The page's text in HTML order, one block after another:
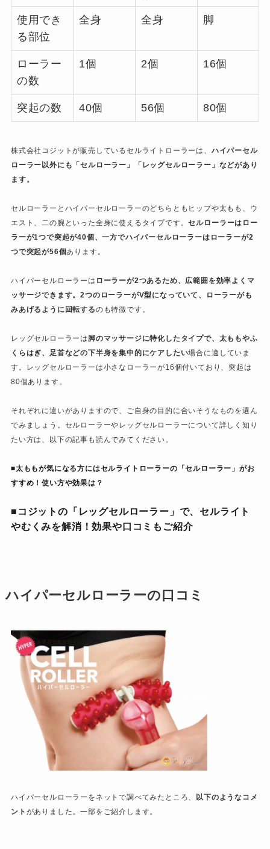
使用でき
る部位
全身 全身 脚
ローラー
の数
1個 2個 16個
突起の数 40個 56個 80個
株式会社コジットが販売しているセルライトローラーは、 ハイパーセル
ローラー以外にも「セルローラー」「レッグセルローラー」などがあり
ます。
セルローラーとハイパーセルローラーのどちらともヒップや太もも、ウ
エスト、二の腕といった全身に使えるタイプです。セルローラーはロー
ラーが1つで突起が40個、一方でハイパーセルローラーはローラーが2
つで突起が56個あります。
ハイパーセルローラーは ローラーが2つあるため、広範囲を効率よくマ
ッサージできます。2つのローラーがV型になっていて、ローラーがも
みあげるように回転するのも特徴です。
レッグセルローラーは脚のマッサージに特化したタイプで、太ももやふ
くらはぎ、足首などの下半身を集中的にケアしたい場合に適していま
す。レッグセルローラーは小さなローラーが16個付いており、突起は
80個あります。
それぞれに違いがありますので、ご自身の目的に合いそうなものを選ん
でみましょう。セルローラーやレッグセルローラーについて詳しく知り
たい方は、以下の記事も読んでみてください。
■太ももが気になる方にはセルライトローラーの「セルローラー」がお
すすめ！使い方や効果は？
■コジットの「レッグセルローラー」で、セルライト
やむくみを解消！効果や口コミもご紹介
ハイパーセルローラーの口コミ
ハイパーセルローラーをネットで調べてみたところ、
以下のようなコメ
ント がありました。一部をご紹介します。